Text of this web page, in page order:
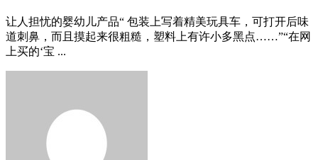
让人担忧的婴幼儿产品“ 包装上写着精美玩具车，可打开后味
道刺鼻，而且摸起来很粗糙，塑料上有许小多黑点……”“在网
上买的‘宝 ...